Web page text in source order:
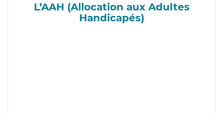
L’AAH (Allocation aux Adultes
Handicapés)